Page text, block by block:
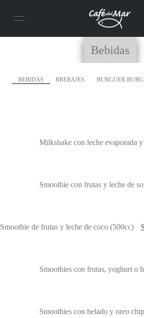
Bebidas
BEBIDAS BREBAJES BURGUER
Milkshake con leche evaporada
Smoothie con frutas y leche de
Smoothie de frutas y leche de coco (500cc)
Smoothies con frutas, yoghurt o
Smoothies con helado y oreo